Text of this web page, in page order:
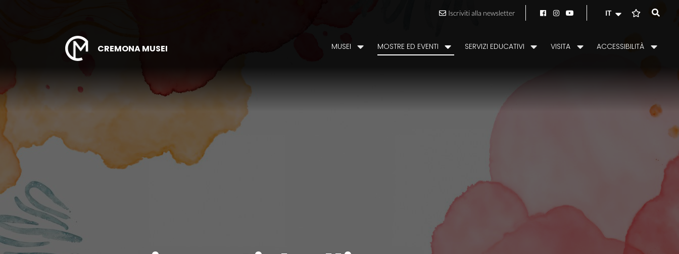
Iscriviti alla newsletter IT
CREMONA MUSEI MUSEI MOSTRE ED EVENTI SERVIZI EDUCATIVI VISITA ACCESSIBILITÀ